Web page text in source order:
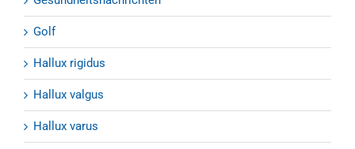
Golf
Hallux rigidus
Hallux valgus
Hallux varus